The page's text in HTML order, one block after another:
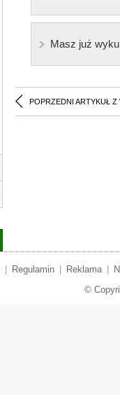
Masz już
POPRZEDNI ARTYKUŁ Z
Regulamin Reklama
©